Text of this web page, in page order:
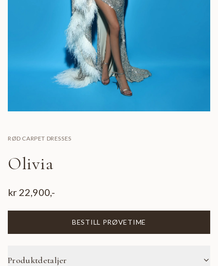
RØD CARPET DRESSES
Olivia
kr 22,900 ,-
BESTILL PRØVETIME
Produktdetaljer